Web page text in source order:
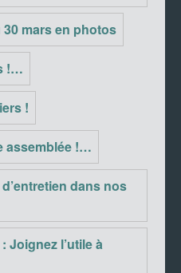
mars en photos
!…
!
assemblée !…
dans nos
Joignez l’utile à